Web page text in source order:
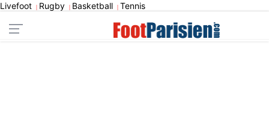
Livefoot | Rugby | Basketball | Tennis